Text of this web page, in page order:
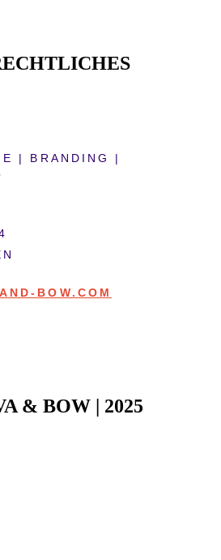
| BRANDING |
BOW.COM
& BOW | 2025